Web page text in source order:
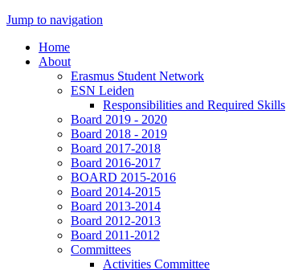
Jump to navigation
Home
About
Erasmus Student Network
ESN Leiden
Responsibilities and Required Skills
Board 2019 - 2020
Board 2018 - 2019
Board 2017-2018
Board 2016-2017
BOARD 2015-2016
Board 2014-2015
Board 2013-2014
Board 2012-2013
Board 2011-2012
Committees
Activities Committee